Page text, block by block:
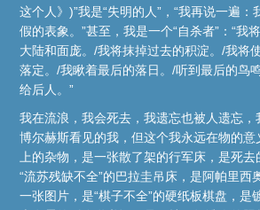
这个人》)”我是“失明的人”，“我再说一遍
假的表象。”甚至，我是一个“自杀者”：“我
大陆和面庞。/我将抹掉过去的积淀。/我将
落定。/我瞅着最后的落日。/听到最后的鸟
给后人。”
我在流浪，我会死去，我遗忘也被人遗忘，
博尔赫斯看见的我，但这个我永远在物的意
上的杂物，是一张散了架的行军床，是死
“流苏残缺不全”的巴拉圭吊床，是阿帕里西
一张图片，是“棋子不全”的硬纸板棋盘，是